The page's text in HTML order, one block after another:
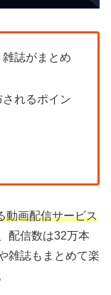
誌がまとめ
れるポイン
動画配信サービス
配信数は32万本
雑誌もまとめて楽